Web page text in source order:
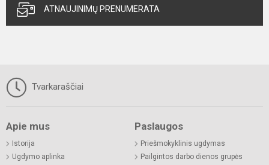
ATNAUJINIMŲ PRENUMERATA
Tvarkaraščiai
Apie mus
Istorija
Ugdymo aplinka
Paslaugos
Priešmokyklinis ugdymas
Pailgintos darbo dienos grupės